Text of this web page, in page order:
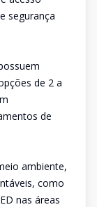
segurança
de 2 a
de
ambiente,
como
nas áreas